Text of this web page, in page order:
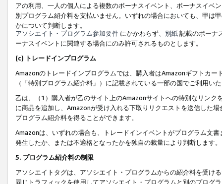
アの利用、一人の個人による複数のボーナスイベント、ボーナスイベ
別プログラム紹介料を支払いません。いずれの場合においても、甲は
かについて判断します。
アソシエイト・プログラム参加要件 にかかわらず、 別紙記載のボーナ
ーナスイベントに関連する場合にのみ許可されるものとします。
(c) トレードインプログラム
Amazonのトレードインプログラムでは、購入者はAmazonギフトカ
（「特別プログラム紹介料」）に記載されている一部の国でご利用い
乙は、（1）購入者が乙のサイト上のAmazonサイトへの特別なリン
に商品を追加し、Amazonが受け入れる下取りリクエストを送信した
プログラム紹介料を得ることができます。
Amazonは、いずれの場合も、トレードインイベントがプログラム文
発生したか、または不適格となったかを独自の裁量により判断します。
5. プログラム紹介料の制限
アソシエイトタグは、アソシエイト・プログラムからの紹介料を受け
同じトラフィックを使用してアソシエイト・プログラムと別のプログ